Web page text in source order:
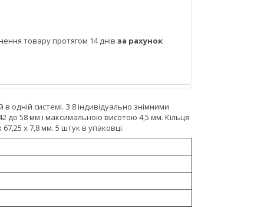
товару протягом 14 днів за рахунок
одній системі. З 8 індивідуально знімними
до 58 мм і максимальною висотою 4,5 мм. Кільця
х 7,8 мм. 5 штук в упаковці.